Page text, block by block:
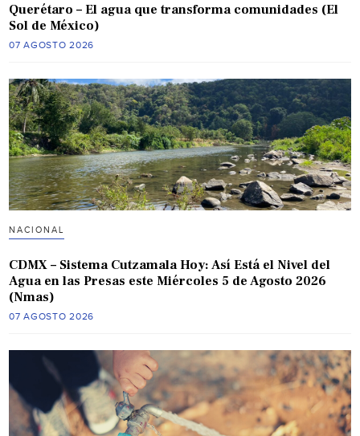
Querétaro – El agua que transforma comunidades (El
Sol de México)
07 AGOSTO 2026
NACIONAL
CDMX – Sistema Cutzamala Hoy: Así Está el Nivel del
Agua en las Presas este Miércoles 5 de Agosto 2026
(Nmas)
07 AGOSTO 2026